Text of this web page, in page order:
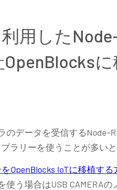
用した
に
のデータを受信するNode-
ラリーを使うことが多いと
OpenBlocks IoTに移植する
う場合はUSB CAMERAの